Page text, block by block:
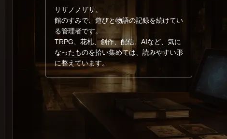
サザノノザサ。
館のすみで、遊びと物語の記録を続けてい
る管理者です。
TRPG、花札、創作、配信、AIなど、気に
なったものを拾い集めては、読みやすい形
に整えています。